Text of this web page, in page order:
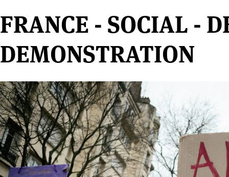
FRANCE - SOCIAL -
DEMONSTRATION